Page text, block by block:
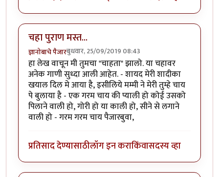
चहा पुराण मस्त...
ज्ञानोबाचे पैजारबुधवार, 25/09/2019 08:43
हा लेख वाचून मी तुमचा "चाहता" झालो. या चहावर
अनेक गाणी सुध्दा आली आहेत. - शायद मेरी शादीका
खयाल दिल मे आया है, इसीलिये मम्मी ने मेरी तुम्हे चाय
पे बुलाया है - एक गरम चाय की प्याली हो कोई उसको
पिलाने वाली हो, गोरी हो या काली हो, सीने से लगाने
वाली हो - गरम गरम चाय पैजारबुवा,
प्रतिसाद देण्यासाठीलॉग इन कराकिंवासदस्य व्हा